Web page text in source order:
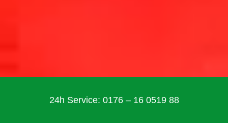
24h Service: 0176 – 16 0519 88